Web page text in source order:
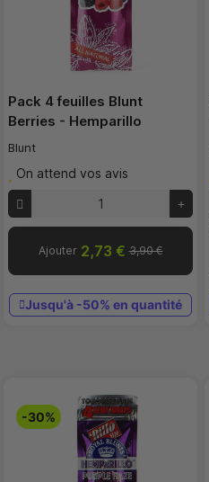
Pack 4 feuilles Blunt
Berries - Hemparillo
Blunt
On attend vos avis
Ajouter 2,73 € 3,90 €
Jusqu'à -50% en quantité
-30%